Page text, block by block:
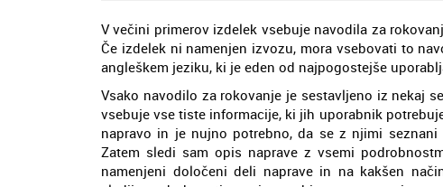
V večini primerov izdelek vsebuje navodila za
Če izdelek ni namenjen izvozu, mora vsebovati to
angleškem jeziku, ki je eden od najpogostejše
Vsako navodilo za rokovanje je sestavljeno iz nekaj
vsebuje vse tiste informacije, ki jih uporabnik
napravo in je nujno potrebno, da se z njimi
Zatem sledi sam opis naprave z vsemi
namenjeni določeni deli naprave in na kakšen